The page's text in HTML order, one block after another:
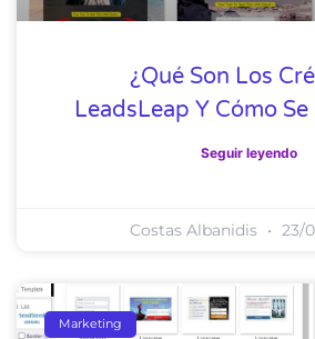
¿Qué Son Los
LeadsLeap Y Cómo
Seguir leyendo
Costas Albanidis 23/
Marketing